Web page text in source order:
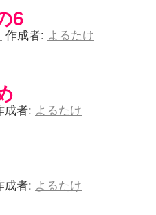
6
作成者: よるたけ
成者: よるたけ
成者: よるたけ